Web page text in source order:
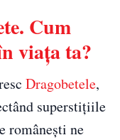
Cum
viața ta?
Dragobetele,
superstițiile
românești ne